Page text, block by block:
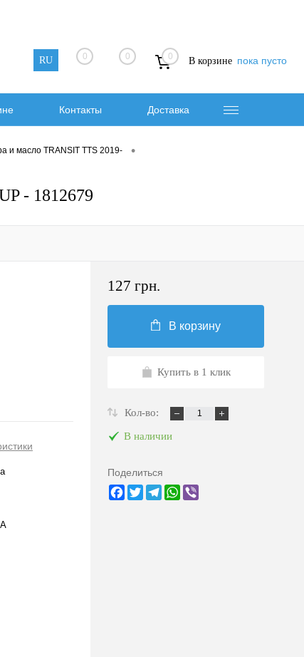
RU 0 0 0 В корзине пока пусто
Контакты Доставка
и масло TRANSIT TTS 2019- •
- 1812679
127 грн.
В корзину
Купить в 1 клик
Кол-во:
В наличии
Поделиться
Facebook
TwitterTelegramWhatsApp